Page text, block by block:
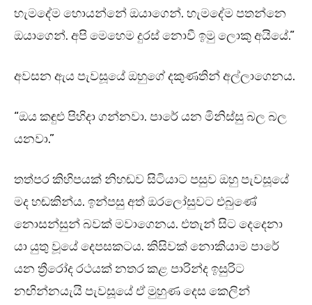
හැමදේම හොයන්නේ ඔයාගෙන්. හැමදේම පතන්නෙ
ඔයාගෙන්. අපි මෙහෙම දුරස් නොවී ඉමු ලොකු අයියේ.”
අවසන ඇය පැවසූයේ ඔහුගේ දකුණතින් අල්ලාගෙනය.
“ඔය කඳුළු පිහිදා ගන්නවා. පාරේ යන මිනිස්සු බල බල
යනවා.”
තත්පර කිහිපයක් නිහඬව සිටියාට පසුව ඔහු පැවසූයේ
මද හඬකින්ය. ඉන්පසු අත් ඔරලෝසුවට එබුණේ
නොසන්සුන් බවක් මවාගෙනය. එතැන් සිට දෙදෙනා
යා යුතු වූයේ දෙපසකටය. කිසිවක් නොකියාම පාරේ
යන ත්‍රීරෝද රථයක් නතර කළ පාරින්ද ඉසුරිට
නඟින්නයැයි පැවසූයේ ඒ මුහුණ දෙස කෙලින්